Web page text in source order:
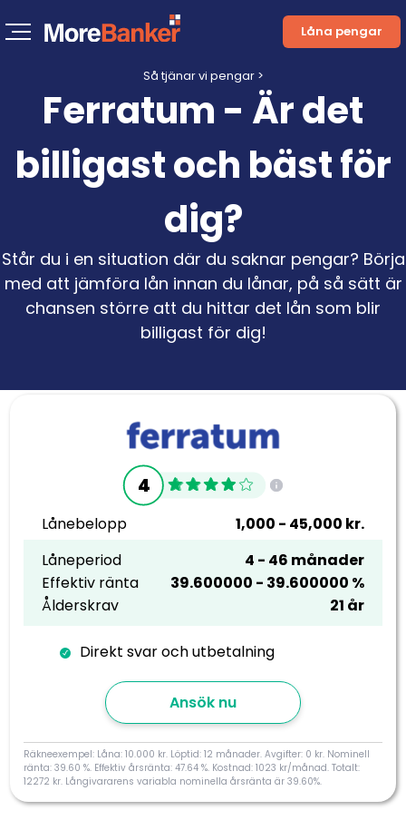
Låna pengar
Så tjänar vi pengar >
Ferratum - Är det
billigast och bäst för
dig?
Står du i en situation där du saknar pengar? Börja
med att jämföra lån innan du lånar, på så sätt är
chansen större att du hittar det lån som blir
billigast för dig!
4
Lånebelopp
1,000 - 45,000 kr.
Låneperiod
4 - 46 månader
Effektiv ränta
39.600000 - 39.600000 %
Ålderskrav
21 år
Direkt svar och utbetalning
Ansök nu
Räkneexempel: Låna: 10.000 kr. Löptid: 12 månader. Avgifter: 0 kr. Nominell
ränta: 39.60 %. Effektiv årsränta: 47.64 %. Kostnad: 1023 kr/månad. Totalt:
12272 kr. Långivararens variabla nominella årsränta är 39.60%.